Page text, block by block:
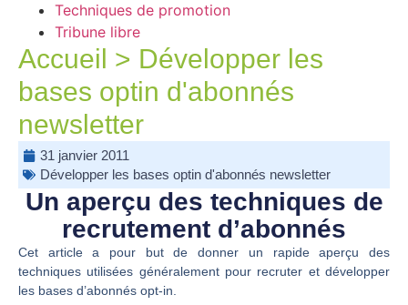
Techniques de promotion
Tribune libre
Accueil > Développer les
bases optin d'abonnés
newsletter
31 janvier 2011
Développer les bases optin d'abonnés newsletter
Un aperçu des techniques de
recrutement d’abonnés
Cet article a pour but de donner un rapide aperçu des
techniques utilisées généralement pour recruter et développer
les bases d’abonnés opt-in.